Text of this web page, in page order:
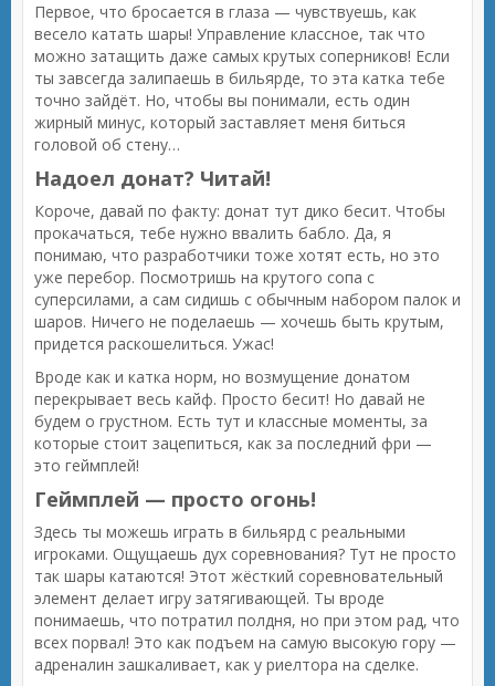
Первое, что бросается в глаза — чувствуешь, как
весело катать шары! Управление классное, так что
можно затащить даже самых крутых соперников! Если
ты завсегда залипаешь в бильярде, то эта катка тебе
точно зайдёт. Но, чтобы вы понимали, есть один
жирный минус, который заставляет меня биться
головой об стену…
Надоел донат? Читай!
Короче, давай по факту: донат тут дико бесит. Чтобы
прокачаться, тебе нужно ввалить бабло. Да, я
понимаю, что разработчики тоже хотят есть, но это
уже перебор. Посмотришь на крутого сопа с
суперсилами, а сам сидишь с обычным набором палок и
шаров. Ничего не поделаешь — хочешь быть крутым,
придется раскошелиться. Ужас!
Вроде как и катка норм, но возмущение донатом
перекрывает весь кайф. Просто бесит! Но давай не
будем о грустном. Есть тут и классные моменты, за
которые стоит зацепиться, как за последний фри —
это геймплей!
Геймплей — просто огонь!
Здесь ты можешь играть в бильярд с реальными
игроками. Ощущаешь дух соревнования? Тут не просто
так шары катаются! Этот жёсткий соревновательный
элемент делает игру затягивающей. Ты вроде
понимаешь, что потратил полдня, но при этом рад, что
всех порвал! Это как подъем на самую высокую гору —
адреналин зашкаливает, как у риелтора на сделке.